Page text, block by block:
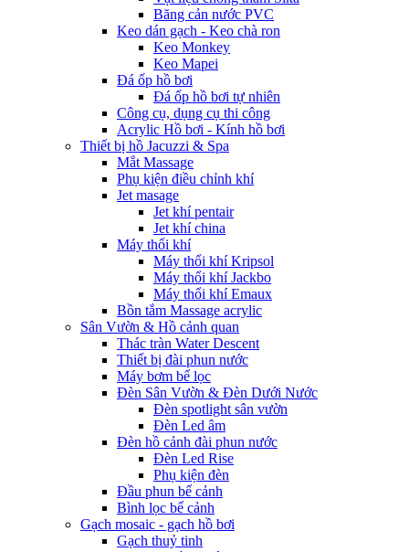
Băng cản nước PVC
Keo dán gạch - Keo chà ron
Keo Monkey
Keo Mapei
Đá ốp hồ bơi
Đá ốp hồ bơi tự nhiên
Công cụ, dụng cụ thi công
Acrylic Hồ bơi - Kính hồ bơi
Thiết bị hồ Jacuzzi & Spa
Mắt Massage
Phụ kiện điều chỉnh khí
Jet masage
Jet khí pentair
Jet khí china
Máy thổi khí
Máy thổi khí Kripsol
Máy thổi khí Jackbo
Máy thổi khí Emaux
Bồn tắm Massage acrylic
Sân Vườn & Hồ cảnh quan
Thác tràn Water Descent
Thiết bị đài phun nước
Máy bơm bể lọc
Đèn Sân Vườn & Đèn Dưới Nước
Đèn spotlight sân vườn
Đèn Led âm
Đèn hồ cảnh đài phun nước
Đèn Led Rise
Phụ kiện đèn
Đầu phun bể cảnh
Bình lọc bể cảnh
Gạch mosaic - gạch hồ bơi
Gạch thuỷ tinh